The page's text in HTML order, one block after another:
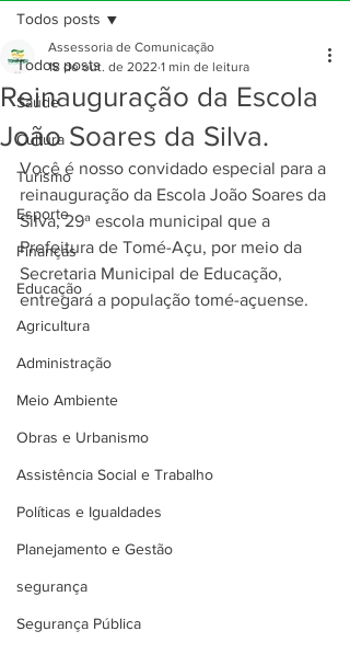
Todos posts
Saúde
Cultura
Turismo
Esporte
Finanças
Educação
Agricultura
Administração
Meio Ambiente
Obras e Urbanismo
Assistência Social e Trabalho
Políticas e Igualdades
Planejamento e Gestão
segurança
Segurança Pública
Todos posts
Reinauguração da Escola
João Soares da Silva.
Assessoria de Comunicação
18 de out. de 2022 1 min de leitura
Você é nosso convidado especial para a
reinauguração da Escola João Soares da
Silva, 29ª escola municipal que a
Prefeitura de Tomé-Açu, por meio da
Secretaria Municipal de Educação,
entregará a população tomé-açuense.